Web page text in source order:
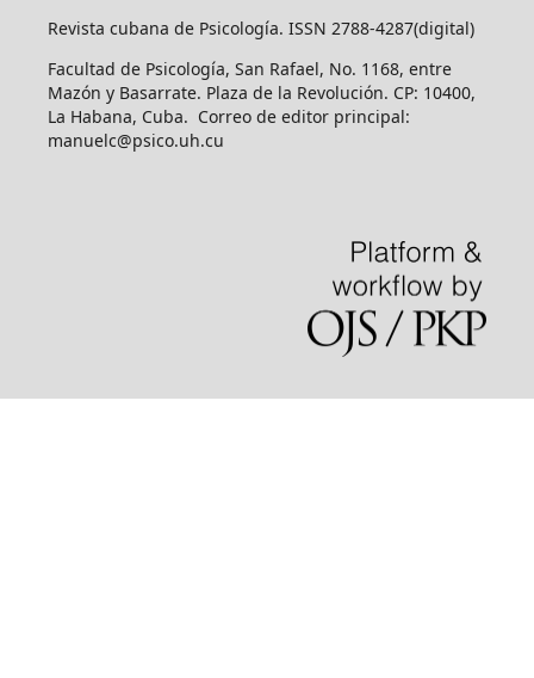
Revista cubana de Psicología. ISSN 2788-4287(digital)
Facultad de Psicología, San Rafael, No. 1168, entre
Mazón y Basarrate. Plaza de la Revolución. CP: 10400,
La Habana, Cuba. Correo de editor principal:
manuelc@psico.uh.cu